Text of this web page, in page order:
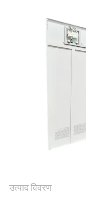
उत्पाद विवरण